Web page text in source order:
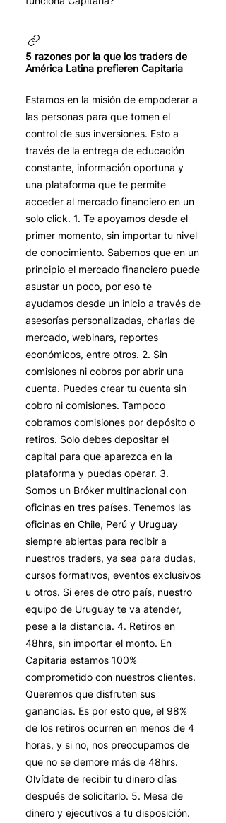
5 razones por la que los traders de
América Latina prefieren Capitaria
Estamos en la misión de empoderar a
las personas para que tomen el
control de sus inversiones. Esto a
través de la entrega de educación
constante, información oportuna y
una plataforma que te permite
acceder al mercado financiero en un
solo click. 1. Te apoyamos desde el
primer momento, sin importar tu nivel
de conocimiento. Sabemos que en un
principio el mercado financiero puede
asustar un poco, por eso te
ayudamos desde un inicio a través de
asesorías personalizadas, charlas de
mercado, webinars, reportes
económicos, entre otros. 2. Sin
comisiones ni cobros por abrir una
cuenta. Puedes crear tu cuenta sin
cobro ni comisiones. Tampoco
cobramos comisiones por depósito o
retiros. Solo debes depositar el
capital para que aparezca en la
plataforma y puedas operar. 3.
Somos un Bróker multinacional con
oficinas en tres países. Tenemos las
oficinas en Chile, Perú y Uruguay
siempre abiertas para recibir a
nuestros traders, ya sea para dudas,
cursos formativos, eventos exclusivos
u otros. Si eres de otro país, nuestro
equipo de Uruguay te va atender,
pese a la distancia. 4. Retiros en
48hrs, sin importar el monto. En
Capitaria estamos 100%
comprometido con nuestros clientes.
Queremos que disfruten sus
ganancias. Es por esto que, el 98%
de los retiros ocurren en menos de 4
horas, y si no, nos preocupamos de
que no se demore más de 48hrs.
Olvídate de recibir tu dinero días
después de solicitarlo. 5. Mesa de
dinero y ejecutivos a tu disposición.